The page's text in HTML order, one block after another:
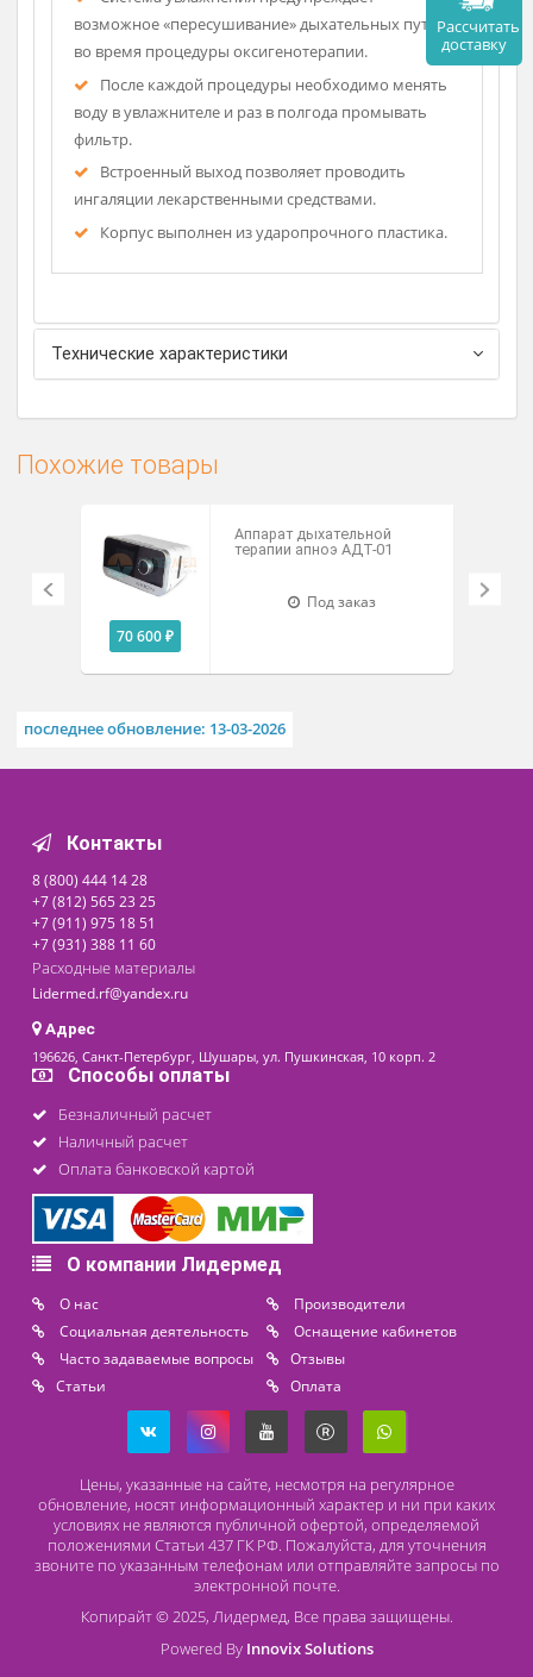
Производительность кислородно-воздушной
смеси в минуту составляет 3 л.
Широкая ручка и маневренные колеса
обеспечивают удобное перемещение устройства.
Система увлажнения предупреждает
После каждой процедуры необходимо менять
воду в увлажнителе и раз в полгода промывать
фильтр.
Встроенный выход позволяет проводить
Корпус выполнен из ударопрочного пластика.
Технические характеристики
Похожие товары
70 600 ₽
последнее обновление: 13-03-2026
Контакты
8 (800) 444 14 28
+7 (812) 565 23 25
+7 (911) 975 18 51
+7 (931) 388 11 60
Расходные материалы
Lidermed.rf@yandex.ru
Адрес
Способы оплаты
Наличный расчет
Оплата банковской картой
О компании Лидермед